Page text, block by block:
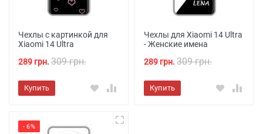
Чехлы с картинкой для
Xiaomi 14 Ultra
289 грн. 309 грн.
Купить
Чехлы для Xiaomi 14 Ultra
- Женские имена
289 грн. 309 грн.
Купить
- 6%